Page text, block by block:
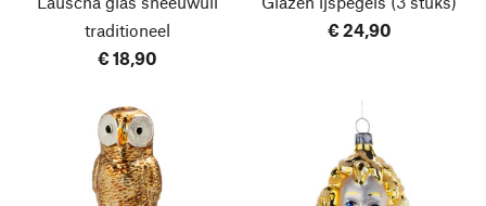
traditioneel
€ 18,90
€ 24,90